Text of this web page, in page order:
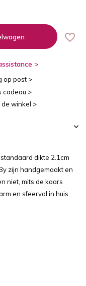
>
op post >
cadeau >
de winkel >
dikte 2.1cm
zijn handgemaakt en
niet, mits de kaars
en sfeervol in huis.